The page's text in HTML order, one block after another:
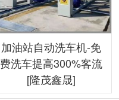
加油站自动洗车机-免
费洗车提高300%客流
[隆茂鑫晟]